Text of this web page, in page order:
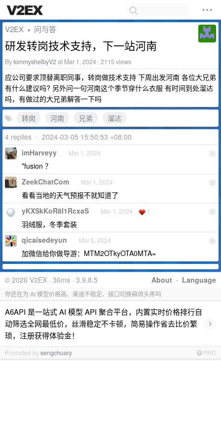
V2EX › 问与答
研发转岗技术支持，下一站河南
BytommyshelbyV2at Mar 1, 2024 · 2115 views
应公司要求顶替离职同事，转岗做技术支持 下周出发河南 各位大兄弟
有什么建议吗? 另外问一句河南这个季节穿什么衣服 有时间到处溜达
吗，有做过的大兄弟解答一下吗
转岗
河南 兄弟
溜达
4 replies • 2024-03-05 15:50:53 +08:00
1
imHarveyy Mar 1, 2024
*fusion ？
2
ZeekChatCom Mar 1, 2024
看看当地的天气预报不就知道了
3
yKXSkKoR8I1RcxaS Mar 1, 2024 1
羽绒服，冬季套装
4
qicaisedeyun Mar 5, 2024
加微信给你做导游：MTM2OTkyOTA0MTA=
About · Language
© 2026 V2EX · 36ms · 3.9.8.5
你还在为 AI 模型价格高、渠道不稳定、接口切换麻烦头疼吗
A6API 是一站式 AI 模型 API 聚合平台，内置实时价格排行自
动筛选全网最低价，丝滑稳定不卡顿，简易操作省去比价繁
琐，注册获得体验金！
›
Promoted bysengchuary PRO